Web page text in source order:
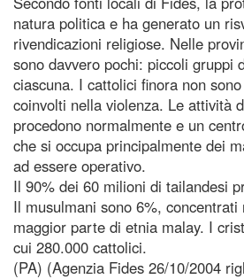
natura politica e ha generato un
rivendicazioni religiose. Nelle
sono davvero pochi: piccoli gruppi
ciascuna. I cattolici finora non
coinvolti nella violenza. Le attività
procedono normalmente e un
che si occupa principalmente dei
ad essere operativo.
Il 90% dei 60 milioni di tailandesi
Il musulmani sono 6%,
maggior parte di etnia malay. I
cui 280.000 cattolici.
(PA) (Agenzia Fides 26/10/2004